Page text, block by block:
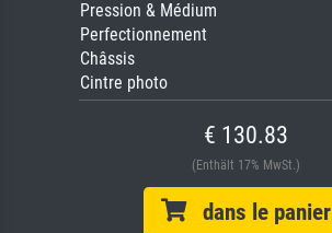
Pression & Médium
Perfectionnement
Châssis
Cintre photo
€ 130.83
(Enthält 17% MwSt.)
dans le panier